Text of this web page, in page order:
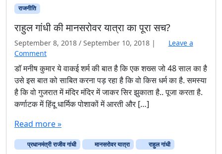
!
राजनीति
राहुल गांधी की मानसरोवर यात्रा का पूरा सच?
September 8, 2018 / September 10, 2018 |
Leave a
Comment
डॉ मनीष कुमार ये वाकई शर्म की बात है कि एक शख्स जो 48 साल का है
उसे इस बात को साबित करना पड़ रहा है कि वो किस धर्म का है. समस्या
है कि वो गुजरात में मंदिर मंदिर में जाकर सिर झुकाता है.. पूजा करता है.
कर्णाटक में हिंदू धार्मिक पोशाकों में आरती और […]
Read more »
प्रधानमंत्री राजीव गांधी मानसरोवर यात्रा राहुल गांधी